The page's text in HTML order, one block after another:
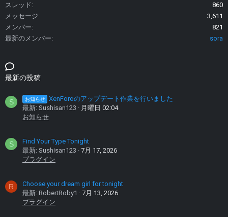
スレッド
860
メッセージ
3,611
メンバー
821
最新のメンバー
sora
最新の投稿
S お知らせ XenForoのアップデート作業を行いました
最新: Sushisan123
月曜日 02:04
お知らせ
S
Find Your Type Tonight
最新: Sushisan123
7月 17, 2026
プラグイン
R
Choose your dream girl for tonight
最新: RobertRoby1
7月 13, 2026
プラグイン